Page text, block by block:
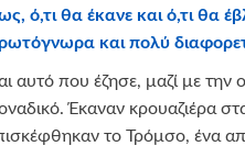
ό,τι θα έκανε και ό,τι θα
και πολύ
αυτό που έζησε, μαζί με την
Έκαναν κρουαζιέρα
το Τρόμσο, ένα